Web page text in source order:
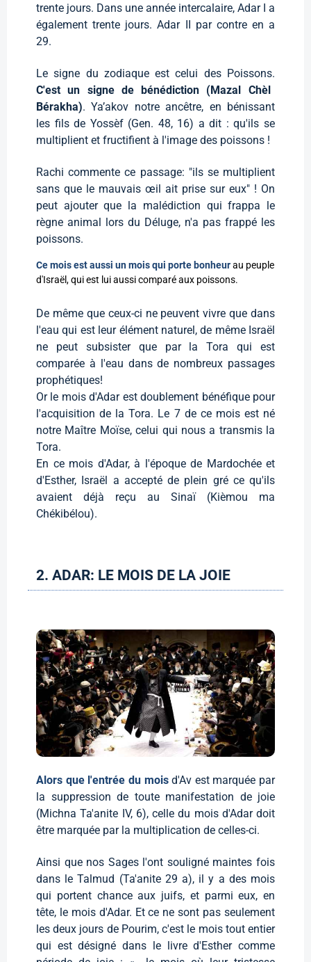
trente jours. Dans une année intercalaire, Adar I a
également trente jours. Adar II par contre en a
29.
Le signe du zodiaque est celui des Poissons.
C'est un signe de bénédiction (Mazal Chèl
Bérakha). Ya’akov notre ancêtre, en bénissant
les fils de Yossèf (Gen. 48, 16) a dit : qu'ils se
multiplient et fructifient à l'image des poissons !
Rachi commente ce passage: "ils se multiplient
sans que le mauvais œil ait prise sur eux" ! On
peut ajouter que la malédiction qui frappa le
règne animal lors du Déluge, n'a pas frappé les
poissons.
Ce mois est aussi un mois qui porte bonheurau peuple
d'Israël, qui est lui aussi comparé aux poissons.
De même que ceux-ci ne peuvent vivre que dans
l'eau qui est leur élément naturel, de même Israël
ne peut subsister que par la Tora qui est
comparée à l'eau dans de nombreux passages
prophétiques!
Or le mois d'Adar est doublement bénéfique pour
l'acquisition de la Tora. Le 7 de ce mois est né
notre Maître Moïse, celui qui nous a transmis la
Tora.
En ce mois d'Adar, à l'époque de Mardochée et
d'Esther, Israël a accepté de plein gré ce qu'ils
avaient déjà reçu au Sinaï (Kièmou ma
Chékibélou).
2. ADAR: LE MOIS DE LA JOIE
Alors que l'entrée du moisd'Av est marquée par
la suppression de toute manifestation de joie
(Michna Ta'anite IV, 6), celle du mois d'Adar doit
être marquée par la multiplication de celles-ci.
Ainsi que nos Sages l'ont souligné maintes fois
dans le Talmud (Ta'anite 29 a), il y a des mois
qui portent chance aux juifs, et parmi eux, en
tête, le mois d'Adar. Et ce ne sont pas seulement
les deux jours de Pourim, c'est le mois tout entier
qui est désigné dans le livre d'Esther comme